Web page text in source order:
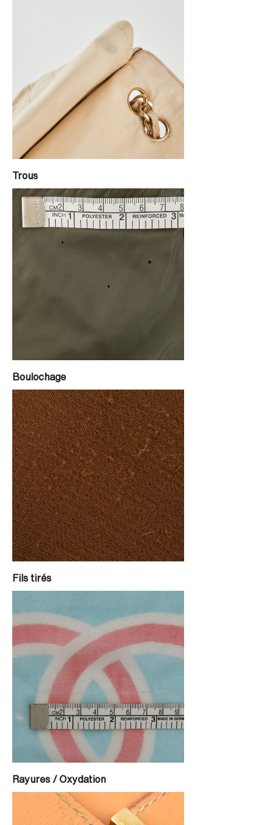
Trous
Boulochage
Fils tirés
Rayures / Oxydation